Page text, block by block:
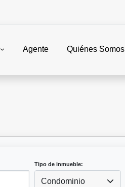
Agente Quiénes Somos
Tipo de inmueble:
Condominio